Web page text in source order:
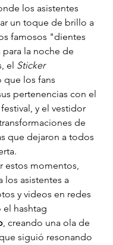
los asistentes
un toque de brillo a
famosos "dientes
la noche de
el Sticker
que los fans
pertenencias con el
y el vestidor
de
que dejaron a todos
estos momentos,
los asistentes a
y videos en redes
el hashtag
, creando una ola de
siguió resonando